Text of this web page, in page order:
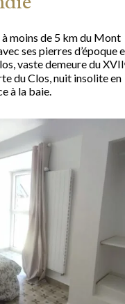
moins de 5 km du Mont
ses pierres d’époque
vaste demeure du
du Clos, nuit insolite en
à la baie.